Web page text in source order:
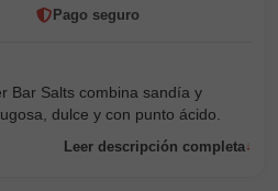
Pago seguro
Bar Salts combina sandía y
dulce y con punto ácido.
Leer descripción completa